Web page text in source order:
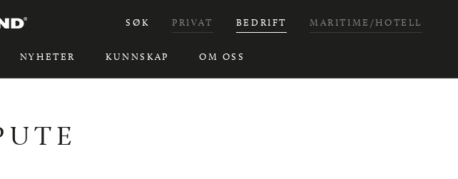
NYHETER KUNNSKAP OM OSS
SØK PRIVAT BEDRIFT MARITIME/HOTELL